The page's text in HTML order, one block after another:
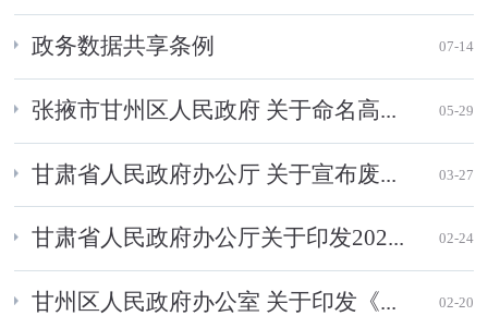
政务数据共享条例 07-14
张掖市甘州区人民政府 关于命名高... 05-29
甘肃省人民政府办公厅 关于宣布废... 03-27
甘肃省人民政府办公厅关于印发202... 02-24
甘州区人民政府办公室 关于印发《... 02-20